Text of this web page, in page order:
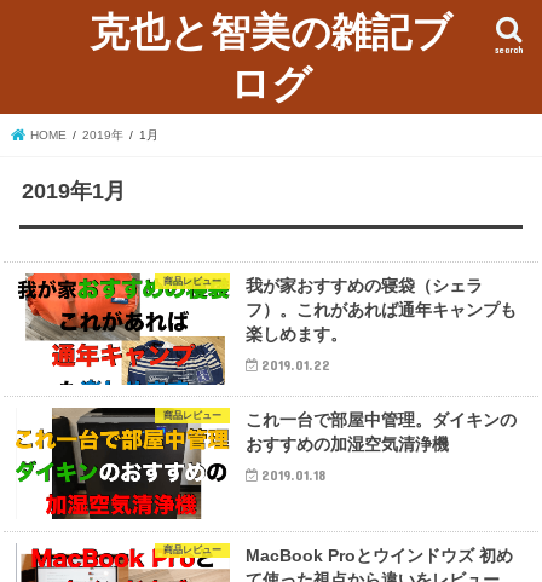
克也と智美の雑記ブ
ログ
search
HOME 2019年 1月
2019年1月
商品レビュー
我が家おすすめの寝袋（シェラ
フ）。これがあれば通年キャンプも
楽しめます。
2019.01.22
商品レビュー
これ一台で部屋中管理。ダイキンの
おすすめの加湿空気清浄機
2019.01.18
商品レビュー
MacBook Proとウインドウズ 初め